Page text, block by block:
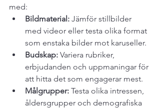
med:
Bildmaterial: Jämför stillbilder
med videor eller testa olika format
som enstaka bilder mot karuseller.
Budskap: Variera rubriker,
erbjudanden och uppmaningar för
att hitta det som engagerar mest.
Målgrupper: Testa olika intressen,
åldersgrupper och demografiska